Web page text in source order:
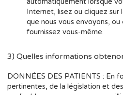
Internet, lisez ou cliquez sur
que nous vous envoyons, ou
fournissez vous-même.
3) Quelles informations
DONNÉES DES PATIENTS : En
pertinentes, de la législation et